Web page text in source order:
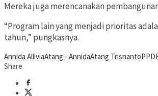
Mereka juga merencanakan
“Program lain yang menjadi prioritas
tahun,” pungkasnya.
Annida AlliviaAtang - AnnidaAtang Trisnanto
Share